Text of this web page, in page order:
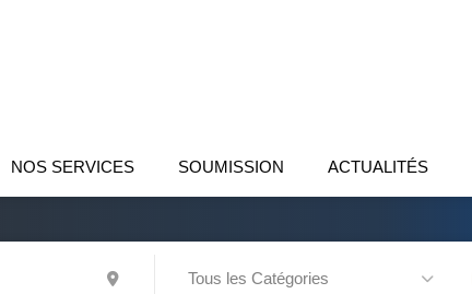
NOS SERVICES SOUMISSION ACTUALITÉS
Tous les Catégories